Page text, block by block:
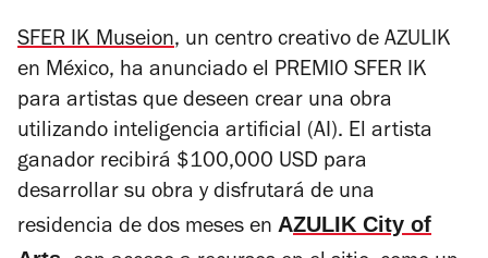
SFER IK Museion, un centro creativo de AZULIK
en México, ha anunciado el PREMIO SFER IK
para artistas que deseen crear una obra
utilizando inteligencia artificial (AI). El artista
ganador recibirá $100,000 USD para
desarrollar su obra y disfrutará de una
residencia de dos meses en AZULIK City of